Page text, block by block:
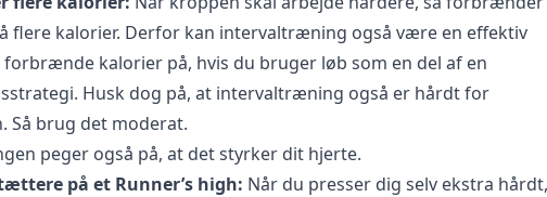
flere kalorier. Derfor kan intervaltræning også være en effektiv
forbrænde kalorier på, hvis du bruger løb som en del af en
Husk dog på, at intervaltræning også er hårdt for
Så brug det moderat.
peger også på, at det styrker dit hjerte.
på et Runner’s high: Når du presser dig selv ekstra hårdt,